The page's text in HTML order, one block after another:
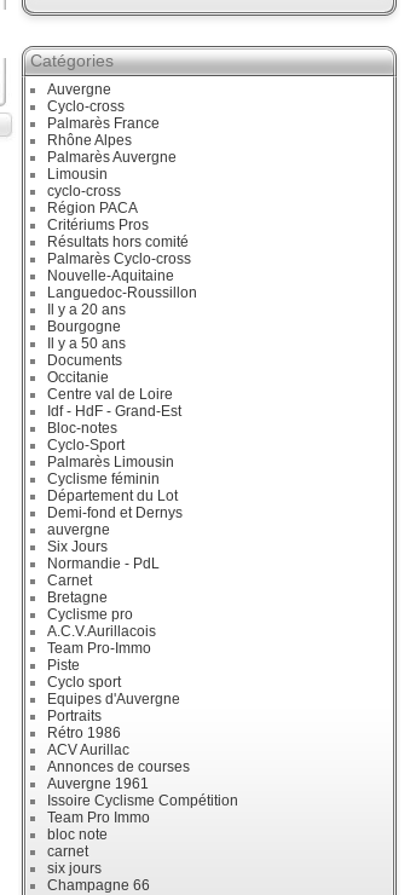
Catégories
Auvergne
Cyclo-cross
Palmarès France
Rhône Alpes
Palmarès Auvergne
Limousin
cyclo-cross
Région PACA
Critériums Pros
Résultats hors comité
Palmarès Cyclo-cross
Nouvelle-Aquitaine
Languedoc-Roussillon
Il y a 20 ans
Bourgogne
Il y a 50 ans
Documents
Occitanie
Centre val de Loire
Idf - HdF - Grand-Est
Bloc-notes
Cyclo-Sport
Palmarès Limousin
Cyclisme féminin
Département du Lot
Demi-fond et Dernys
auvergne
Six Jours
Normandie - PdL
Carnet
Bretagne
Cyclisme pro
A.C.V.Aurillacois
Team Pro-Immo
Piste
Cyclo sport
Equipes d'Auvergne
Portraits
Rétro 1986
ACV Aurillac
Annonces de courses
Auvergne 1961
Issoire Cyclisme Compétition
Team Pro Immo
bloc note
carnet
six jours
Champagne 66